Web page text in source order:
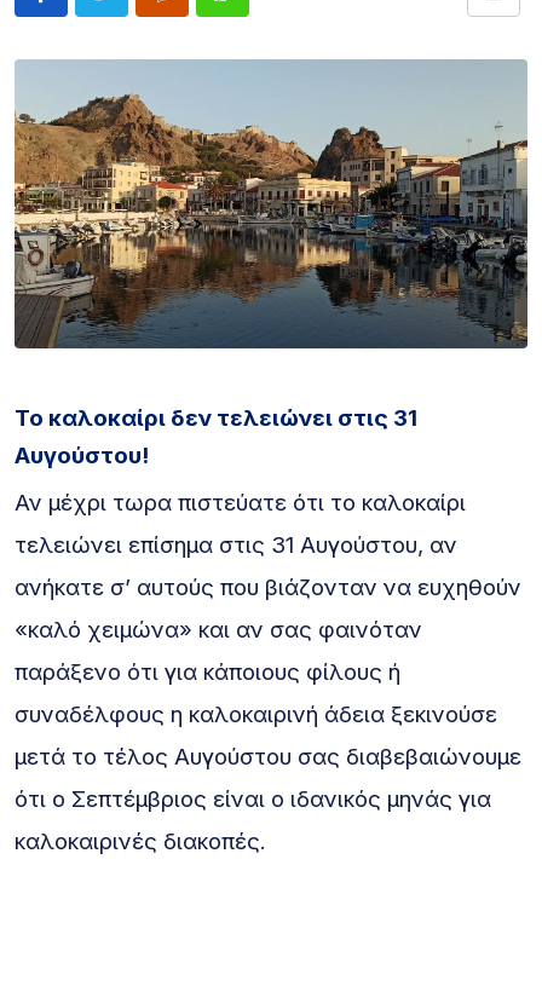
Το καλοκαίρι δεν τελειώνει στις 31
Αυγούστου!
Αν μέχρι τωρα πιστεύατε ότι το καλοκαίρι
τελειώνει επίσημα στις 31 Αυγούστου, αν
ανήκατε σ’ αυτούς που βιάζονταν να ευχηθούν
«καλό χειμώνα» και αν σας φαινόταν
παράξενο ότι για κάποιους φίλους ή
συναδέλφους η καλοκαιρινή άδεια ξεκινούσε
μετά το τέλος Αυγούστου σας διαβεβαιώνουμε
ότι ο Σεπτέμβριος είναι ο ιδανικός μηνάς για
καλοκαιρινές διακοπές.